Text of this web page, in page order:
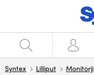
Syntex Lilliput Monitorji